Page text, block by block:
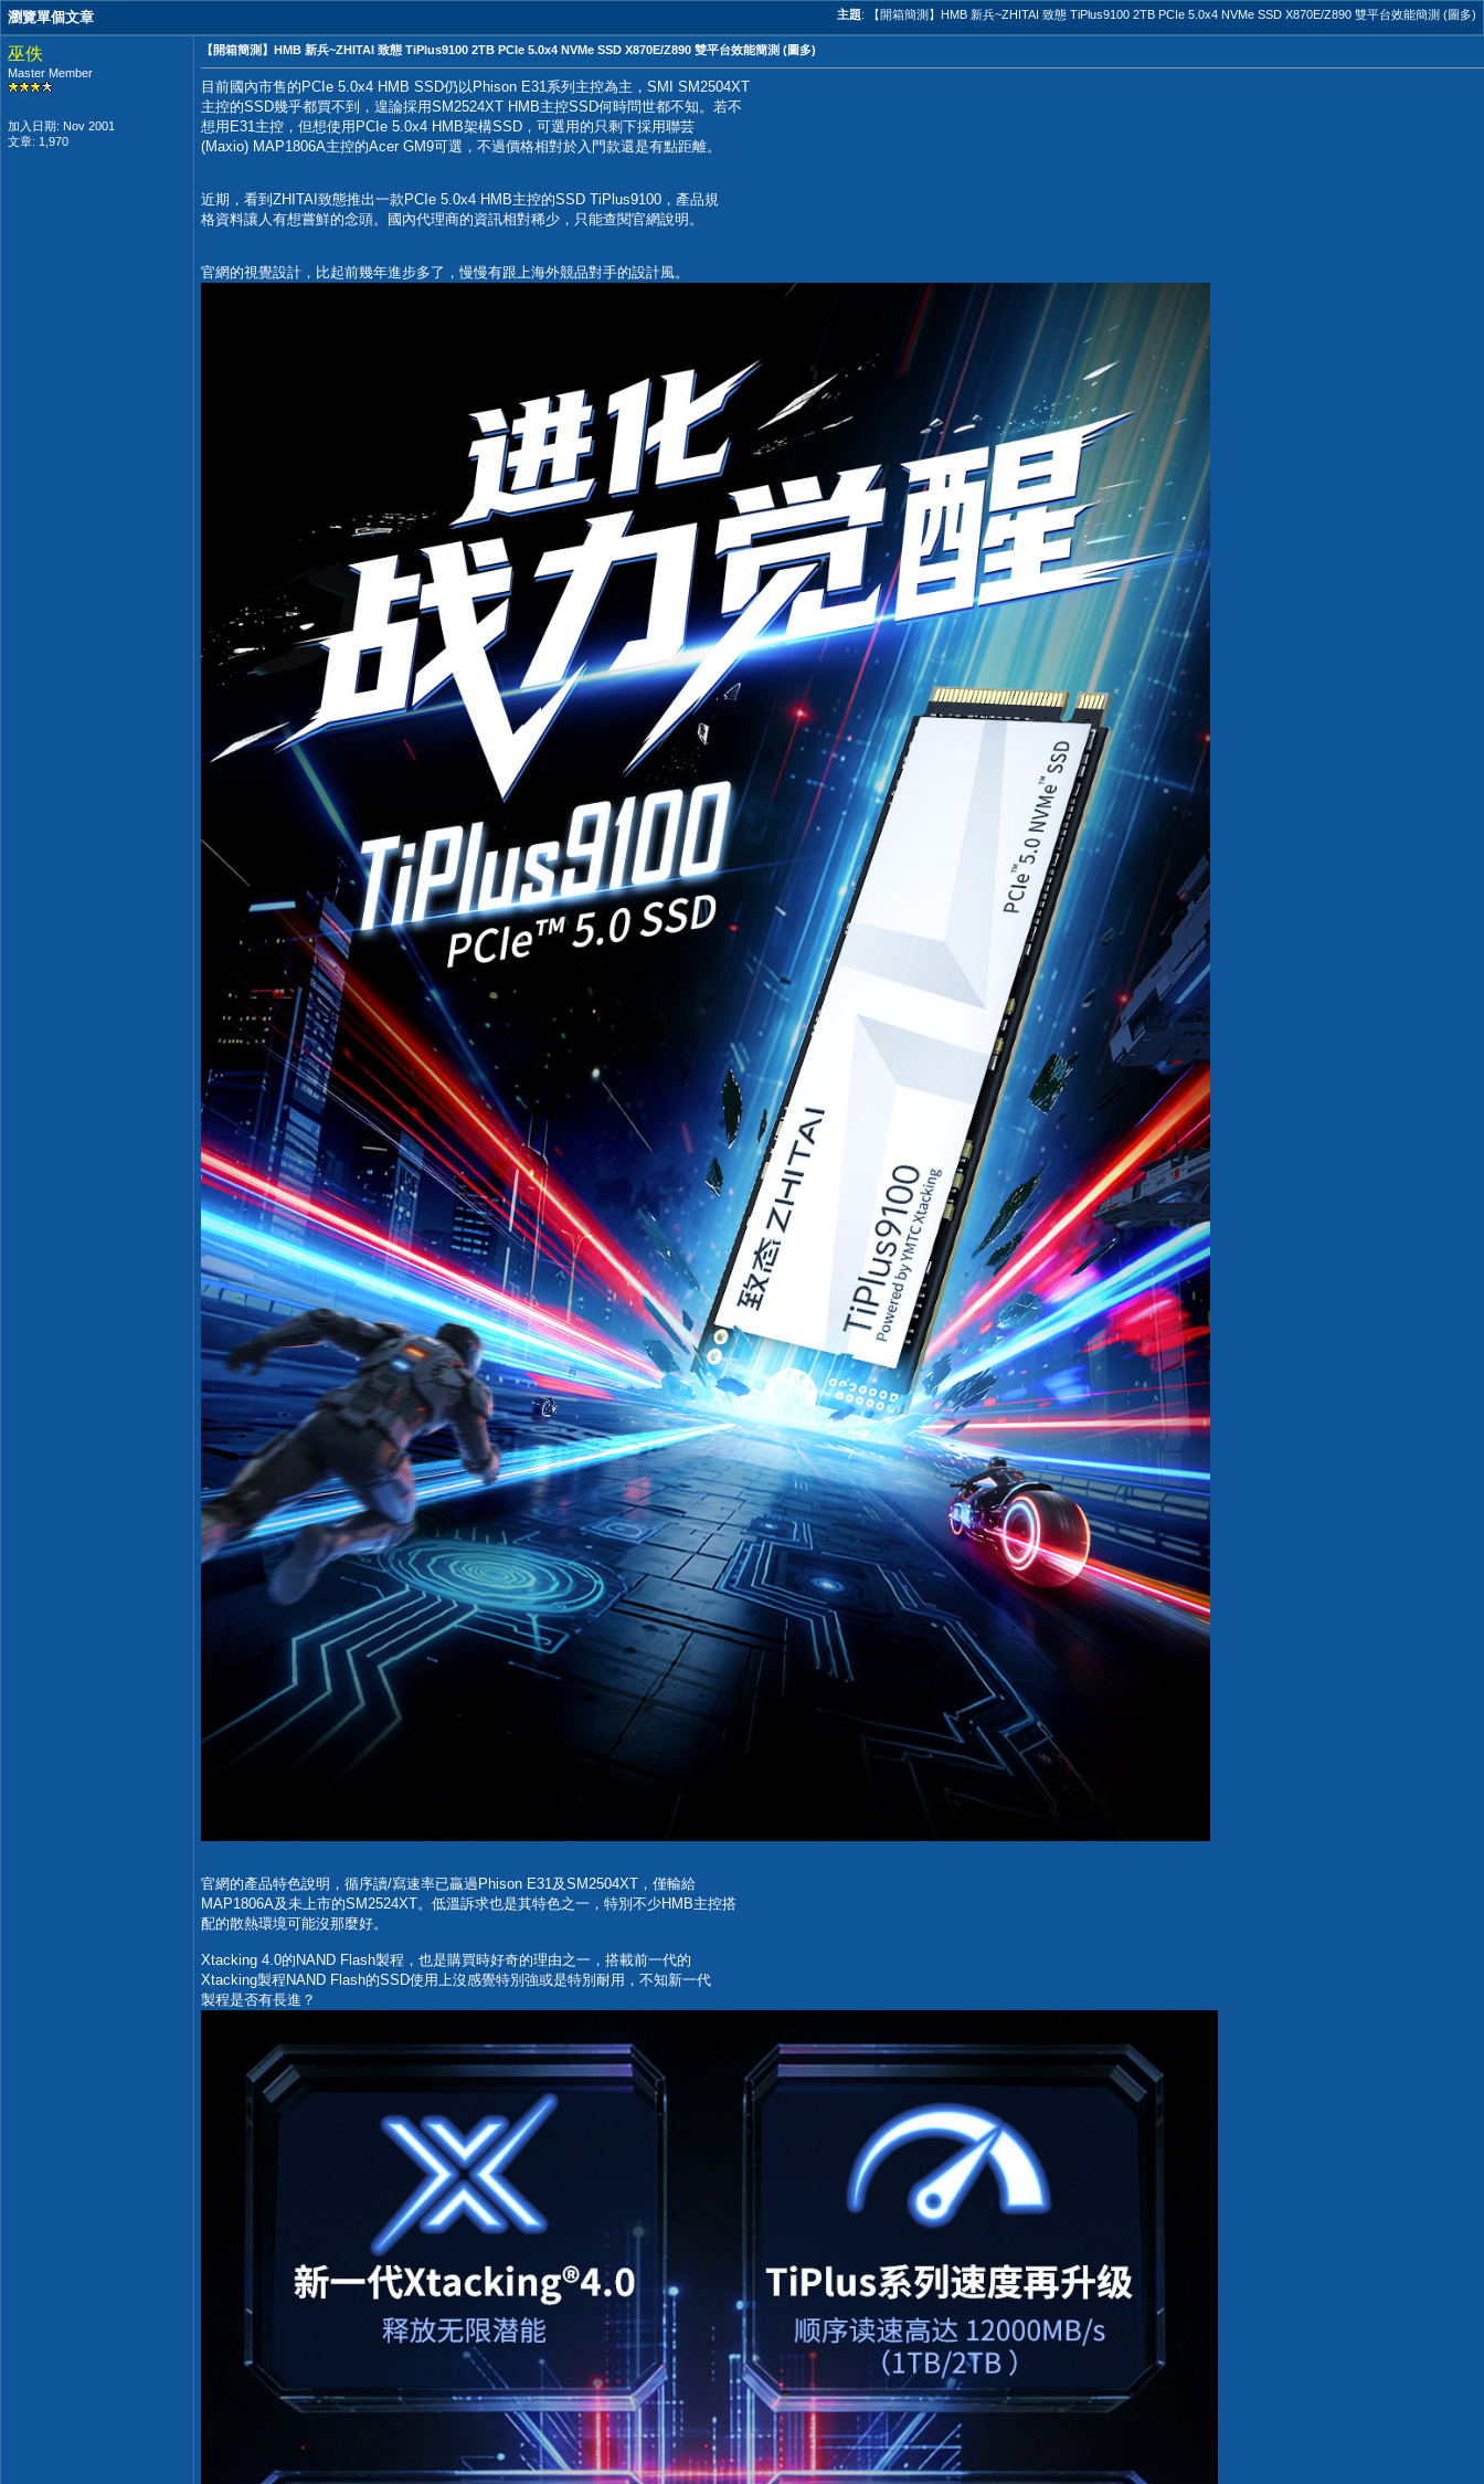
主題: 【開箱簡測】HMB 新兵~ZHITAI 致態 TiPlus9100 2TB PCIe 5.0x4 NVMe SSD X870E/Z890 雙平台效能簡測 (圖多)
瀏覽單個文章
巫佚
Master Member
加入日期: Nov 2001
文章: 1,970
【開箱簡測】HMB 新兵~ZHITAI 致態 TiPlus9100 2TB PCIe 5.0x4 NVMe SSD X870E/Z890 雙平台效能簡測 (圖多)
目前國內市售的PCIe 5.0x4 HMB SSD仍以Phison E31系列主控為主，SMI SM2504XT
主控的SSD幾乎都買不到，遑論採用SM2524XT HMB主控SSD何時問世都不知。若不
想用E31主控，但想使用PCIe 5.0x4 HMB架構SSD，可選用的只剩下採用聯芸
(Maxio) MAP1806A主控的Acer GM9可選，不過價格相對於入門款還是有點距離。
近期，看到ZHITAI致態推出一款PCIe 5.0x4 HMB主控的SSD TiPlus9100，產品規
格資料讓人有想嘗鮮的念頭。國內代理商的資訊相對稀少，只能查閱官網說明。
官網的視覺設計，比起前幾年進步多了，慢慢有跟上海外競品對手的設計風。
官網的產品特色說明，循序讀/寫速率已贏過Phison E31及SM2504XT，僅輸給
MAP1806A及未上市的SM2524XT。低溫訴求也是其特色之一，特別不少HMB主控搭
配的散熱環境可能沒那麼好。
Xtacking 4.0的NAND Flash製程，也是購買時好奇的理由之一，搭載前一代的
Xtacking製程NAND Flash的SSD使用上沒感覺特別強或是特別耐用，不知新一代
製程是否有長進？